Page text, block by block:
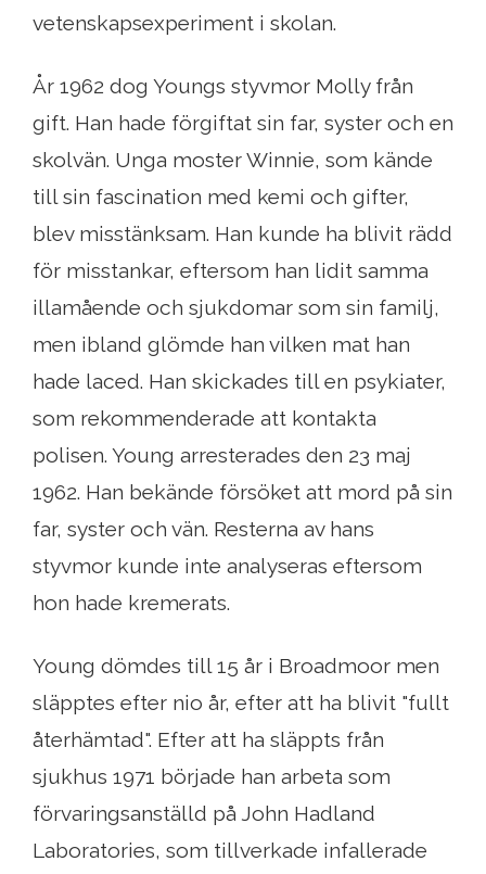
vetenskapsexperiment i skolan.
År 1962 dog Youngs styvmor Molly från
gift. Han hade förgiftat sin far, syster och en
skolvän. Unga moster Winnie, som kände
till sin fascination med kemi och gifter,
blev misstänksam. Han kunde ha blivit rädd
för misstankar, eftersom han lidit samma
illamående och sjukdomar som sin familj,
men ibland glömde han vilken mat han
hade laced. Han skickades till en psykiater,
som rekommenderade att kontakta
polisen. Young arresterades den 23 maj
1962. Han bekände försöket att mord på sin
far, syster och vän. Resterna av hans
styvmor kunde inte analyseras eftersom
hon hade kremerats.
Young dömdes till 15 år i Broadmoor men
släpptes efter nio år, efter att ha blivit "fullt
återhämtad". Efter att ha släppts från
sjukhus 1971 började han arbeta som
förvaringsanställd på John Hadland
Laboratories, som tillverkade infallerade